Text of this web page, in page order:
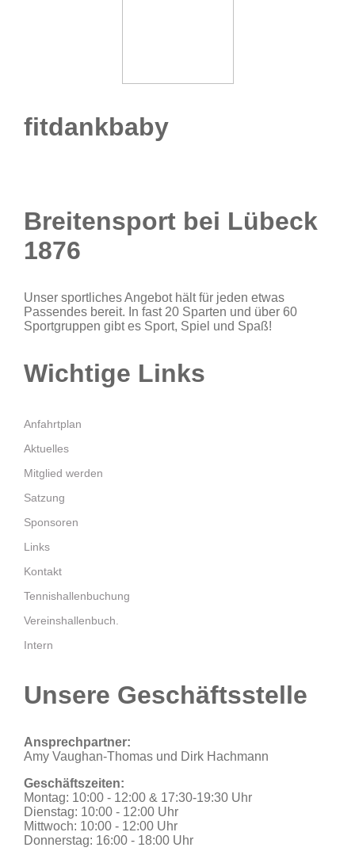
fitdankbaby
Breitensport bei Lübeck
1876
Unser sportliches Angebot hält für jeden etwas
Passendes bereit. In fast 20 Sparten und über 60
Sportgruppen gibt es Sport, Spiel und Spaß!
Wichtige Links
Anfahrtplan
Aktuelles
Mitglied werden
Satzung
Sponsoren
Links
Kontakt
Tennishallenbuchung
Vereinshallenbuch.
Intern
Unsere Geschäftsstelle
Ansprechpartner:
Amy Vaughan-Thomas und Dirk Hachmann
Geschäftszeiten:
Montag: 10:00 - 12:00 & 17:30-19:30 Uhr
Dienstag: 10:00 - 12:00 Uhr
Mittwoch: 10:00 - 12:00 Uhr
Donnerstag: 16:00 - 18:00 Uhr